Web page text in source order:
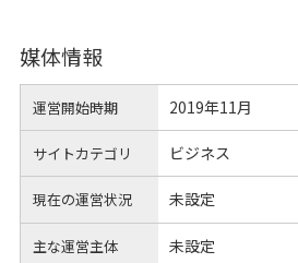
媒体情報
運営開始時期 2019年11月
サイトカテゴリ ビジネス
現在の運営状況 未設定
主な運営主体 未設定